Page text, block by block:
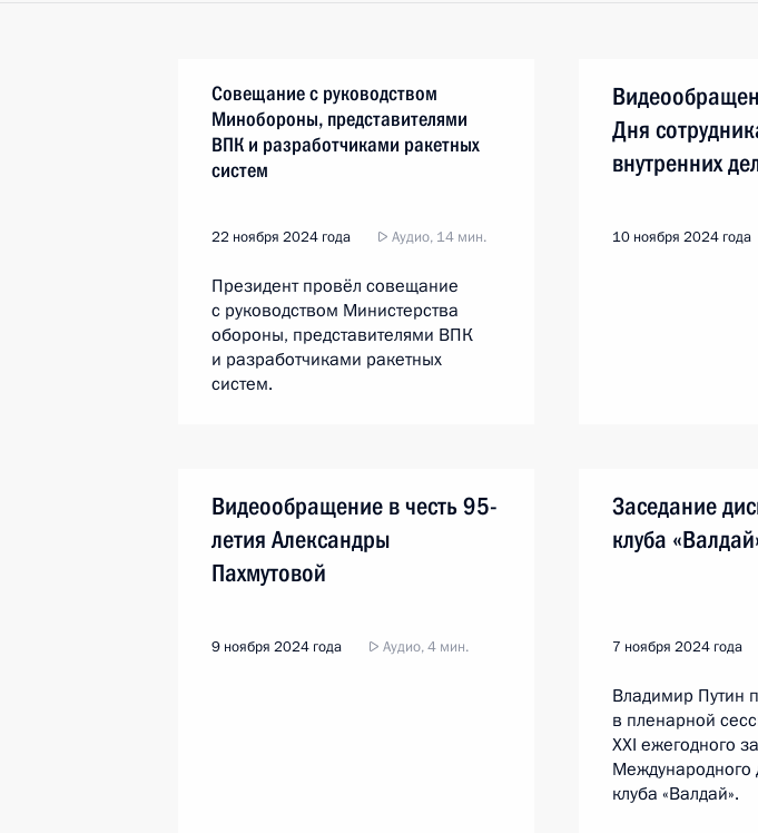
Совещание с руководством
Минобороны, представителями
ВПК и разработчиками ракетных
систем
22 ноября 2024 года Аудио, 14 мин.
Президент провёл совещание
с руководством Министерства
обороны, представителями ВПК
и разработчиками ракетных
систем.
Дня
внутренних
10 ноября 2024 года
Видеообращение в честь 95-
летия Александры
Пахмутовой
9 ноября 2024 года Аудио, 4 мин.
Заседание
клуба
7 ноября 2024 года
Владимир Путин
в пленарной
XXI ежегодного
Международного
клуба «Валдай».